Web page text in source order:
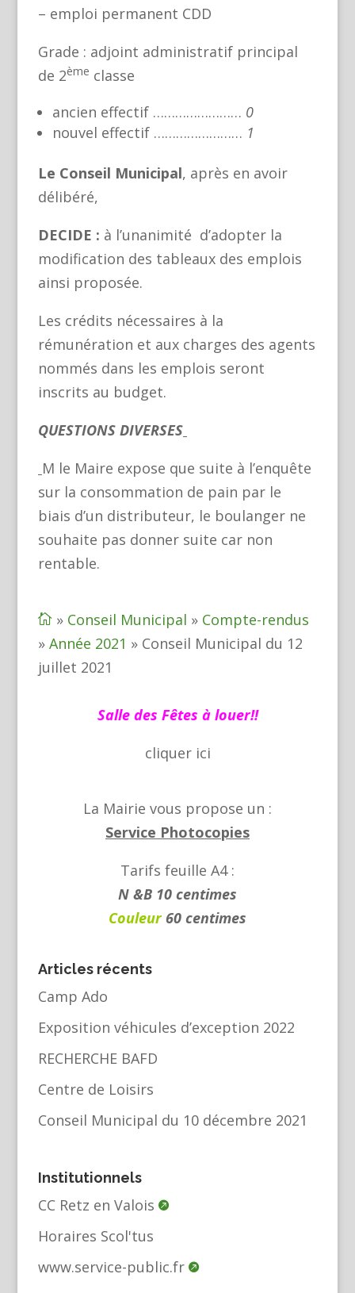
– emploi permanent CDD
Grade : adjoint administratif principal
de 2ème classe
ancien effectif …………………… 0
nouvel effectif …………………… 1
Le Conseil Municipal, après en avoir
délibéré,
DECIDE : à l’unanimité d’adopter la
modification des tableaux des emplois
ainsi proposée.
Les crédits nécessaires à la
rémunération et aux charges des agents
nommés dans les emplois seront
inscrits au budget.
QUESTIONS DIVERSES
M le Maire expose que suite à l’enquête
sur la consommation de pain par le
biais d’un distributeur, le boulanger ne
souhaite pas donner suite car non
rentable.
» Conseil Municipal » Compte-rendus
» Année 2021 » Conseil Municipal du 12
juillet 2021
Salle des Fêtes à louer!!
cliquer ici
La Mairie vous propose un :
Service Photocopies
Tarifs feuille A4 :
N &B 10 centimes
Couleur60 centimes
Articles récents
Camp Ado
Exposition véhicules d’exception 2022
RECHERCHE BAFD
Centre de Loisirs
Conseil Municipal du 10 décembre 2021
Institutionnels
CC Retz en Valois
Horaires Scol'tus
www.service-public.fr